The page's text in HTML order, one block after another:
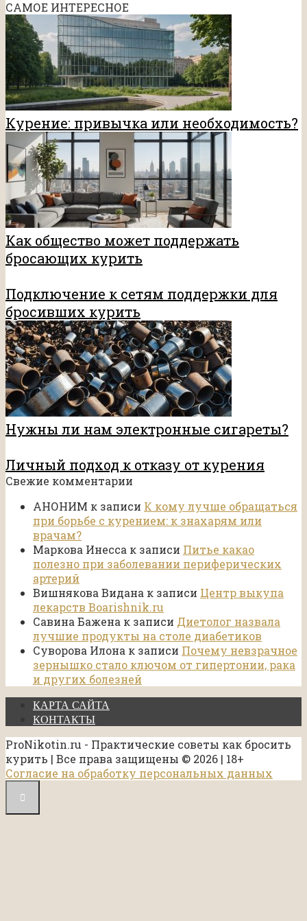
САМОЕ ИНТЕРЕСНОЕ
Курение: привычка или необходимость?
Как общество может поддержать
бросающих курить
Подключение к сетям поддержки для
бросивших курить
Нужны ли нам электронные сигареты?
Личный подход к отказу от курения
Свежие комментарии
АНОНИМ к записи К кому лучше обращаться
при борьбе с курением: к знахарям или
врачам?
Маркова Инесса к записи Питье какао
полезно при заболевании периферических
артерий
Вишнякова Видана к записи Центр выкупа
лекарств Boarishnik.ru
Савина Бажена к записи Диетолог назвала
лучшие продукты на столе диабетиков
Суворова Илона к записи Почему невзрачное
зернышко стало ключом от гипертонии, рака
и других болезней
КАРТА САЙТА
КОНТАКТЫ
ProNikotin.ru - Практические советы как бросить
курить | Все права защищены © 2026 | 18+
Согласие на обработку персональных данных